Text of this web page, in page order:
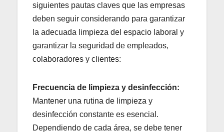
siguientes pautas claves que las empresas
deben seguir considerando para garantizar
la adecuada limpieza del espacio laboral y
garantizar la seguridad de empleados,
colaboradores y clientes:
Frecuencia de limpieza y desinfección:
Mantener una rutina de limpieza y
desinfección constante es esencial.
Dependiendo de cada área, se debe tener